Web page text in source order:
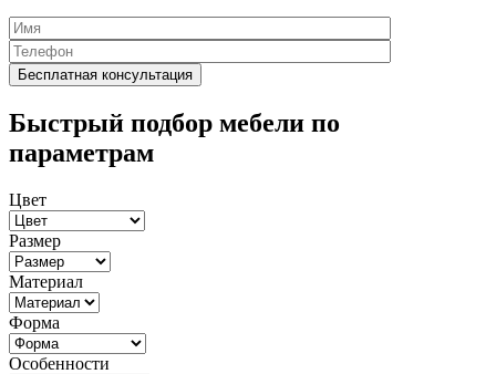
Быстрый подбор мебели по
параметрам
Цвет
Размер
Материал
Форма
Особенности